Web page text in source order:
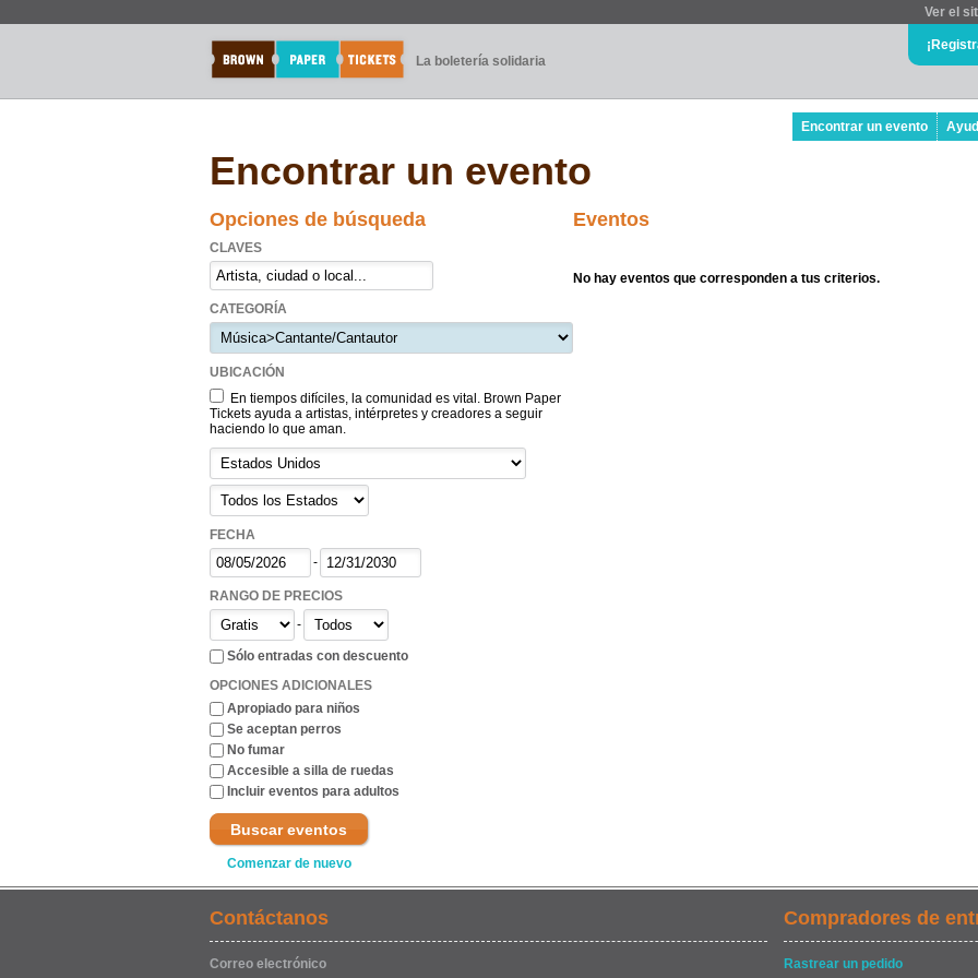
Ver el
La boletería solidaria
Encontrar un evento
Encontrar un evento
Opciones de búsqueda
CLAVES
CATEGORÍA
UBICACIÓN
En tiempos difíciles, la comunidad es vital. Brown Paper
Tickets ayuda a artistas, intérpretes y creadores a seguir
haciendo lo que aman.
FECHA
-
RANGO DE PRECIOS
-
Sólo entradas con descuento
OPCIONES ADICIONALES
Apropiado para niños
Se aceptan perros
No fumar
Accesible a silla de ruedas
Incluir eventos para adultos
Buscar eventos
Comenzar de nuevo
Eventos
No hay eventos que corresponden a tus criterios.
Contáctanos
Correo electrónico
Compradores de
Rastrear un pedido